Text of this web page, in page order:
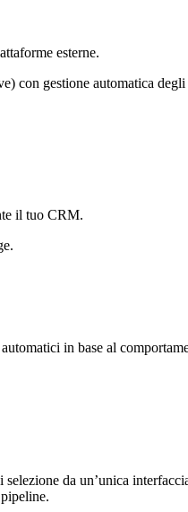
esterne.
con gestione automatica
il tuo CRM.
in base al
da un’unica